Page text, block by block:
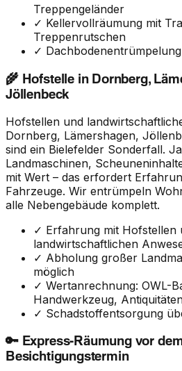
Treppengeländer
✓ Kellervollräumung mit
Treppenrutschen
✓
🌾 Hofstelle in Dornberg,
Jöllenbeck
Hofstellen und
Dornberg, Lämershagen,
sind ein Bielefelder Sonderfall.
Landmaschinen,
mit Wert – das erfordert
Fahrzeuge. Wir entrümpeln
alle Nebengebäude komplett.
✓ Erfahrung mit Hofstellen
landwirtschaftlichen
✓ Abholung großer
möglich
✓ Wertanrechnung: OWL-
Handwerkzeug,
✓ Schadstoffentsorgung
🔑 Express-Räumung vor
Besichtigungstermin